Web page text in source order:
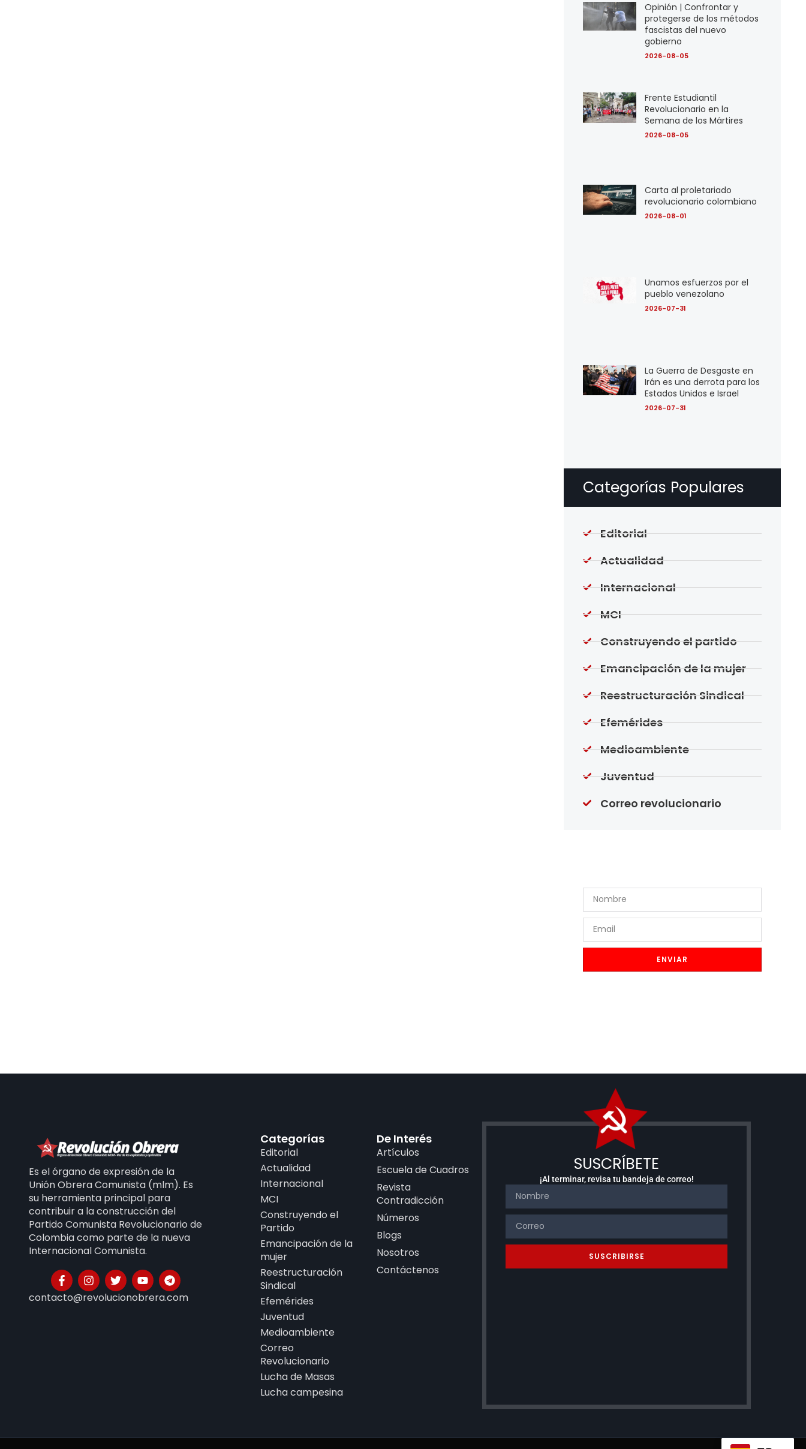
Opinión | Confrontar y
protegerse de los métodos
fascistas del nuevo
gobierno
2026-08-05
Frente Estudiantil
Revolucionario en la
Semana de los Mártires
2026-08-05
Carta al proletariado
revolucionario colombiano
2026-08-01
Unamos esfuerzos por el
pueblo venezolano
2026-07-31
La Guerra de Desgaste en
Irán es una derrota para los
Estados Unidos e Israel
2026-07-31
Categorías Populares
Editorial
Actualidad
Internacional
MCI
Construyendo el partido
Emancipación de la mujer
Reestructuración Sindical
Efemérides
Medioambiente
Juventud
Correo revolucionario
ENVIAR
Es el órgano de expresión de la
Unión Obrera Comunista (mlm). Es
su herramienta principal para
contribuir a la construcción del
Partido Comunista Revolucionario de
Colombia como parte de la nueva
Internacional Comunista.
contacto@revolucionobrera.com
Categorías
Editorial
Actualidad
Internacional
MCI
Construyendo el
Partido
Emancipación de la
mujer
Reestructuración
Sindical
Efemérides
Juventud
Medioambiente
Correo
Revolucionario
Lucha de Masas
Lucha campesina
De Interés
Artículos
Escuela de Cuadros
Revista
Contradicción
Números
Blogs
Nosotros
Contáctenos
SUSCRÍBETE
¡Al terminar, revisa tu bandeja de correo!
SUSCRIBIRSE